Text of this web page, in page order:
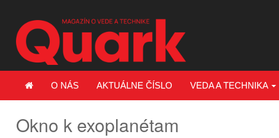
O NÁS AKTUÁLNE ČÍSLO VEDA A TECHNIKA
Okno k exoplanétam